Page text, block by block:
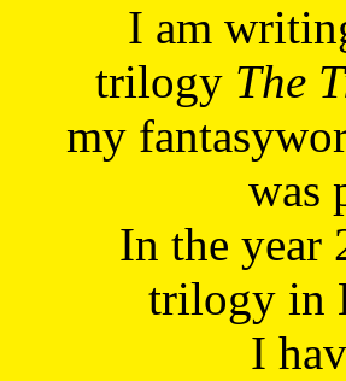
I am
trilogy The
my
was
In the year
trilogy in
I